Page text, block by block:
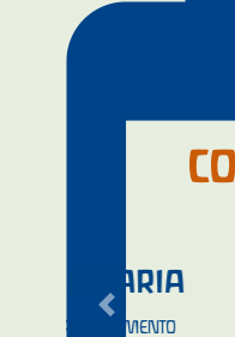
EMAIL:
Previous